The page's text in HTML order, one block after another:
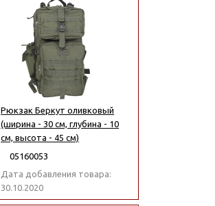
Рюкзак Беркут оливковый
(ширина - 30 см, глубина - 10
см, высота - 45 см)
05160053
Дата добавления товара:
30.10.2020